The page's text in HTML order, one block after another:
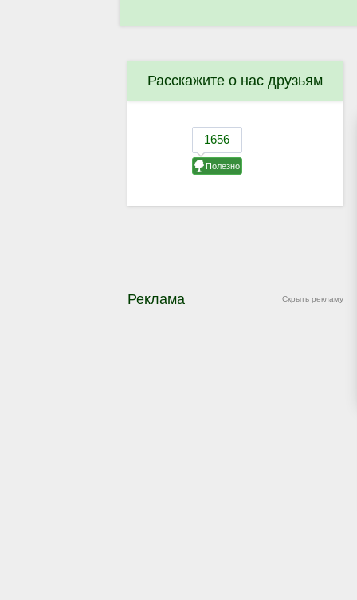
Расскажите о нас друзьям
Скрыть рекламу
Реклама